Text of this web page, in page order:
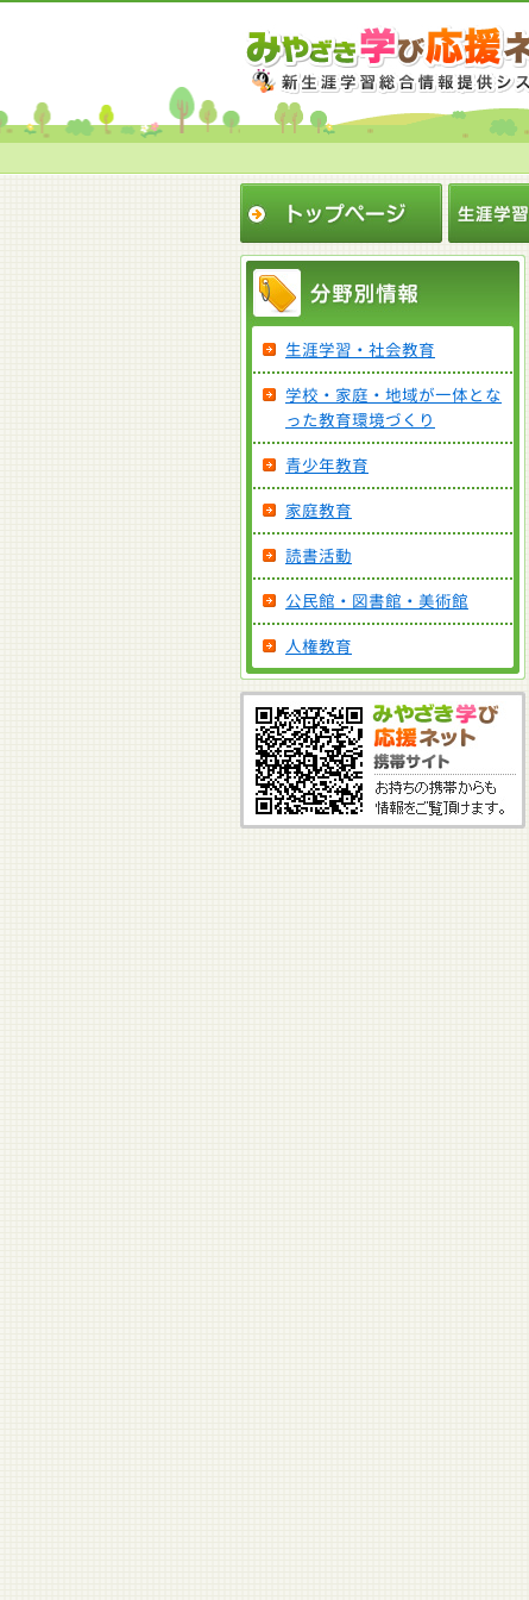
生涯学習・社会教育
学校・家庭・地域が一体とな
った教育環境づくり
青少年教育
家庭教育
読書活動
公民館・図書館・美術館
人権教育